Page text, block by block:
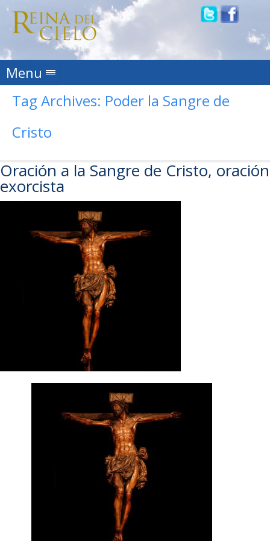
Menu Skip to content
Tag Archives: Poder la Sangre de
Cristo
Oración a la Sangre de Cristo, oración
exorcista